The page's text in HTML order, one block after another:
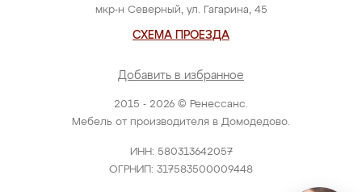
2015 - 2026 © Ренессанс.
Мебель от производителя в Домодедово.
ИНН: 580313642057
ОГРНИП: 317583500009448
мкр-н Северный, ул. Гагарина, 45
СХЕМА ПРОЕЗДА
Добавить в избранное